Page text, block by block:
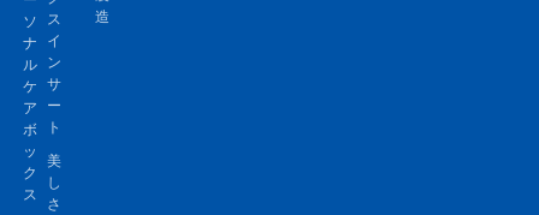
ソ
ナ
ル
ケ
ア
ボ
ッ
ク
ス
ス
イ
ン
サ
ー
ト
美
し
さ
造